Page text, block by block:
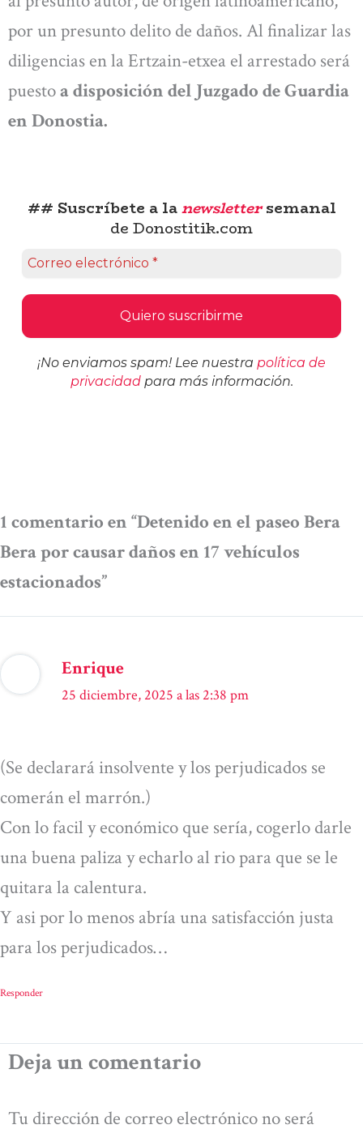
por un presunto delito de daños. Al finalizar las
diligencias en la Ertzain-etxea el arrestado será
puestoa disposición del Juzgado de Guardia
en Donostia.
## Suscríbete a lanewslettersemanal
de Donostitik.com
¡No enviamos spam! Lee nuestra política de
privacidadpara más información.
1 comentario en “Detenido en el paseo Bera
Bera por causar daños en 17 vehículos
estacionados”
Enrique
25 diciembre, 2025 a las 2:38 pm
(Se declarará insolvente y los perjudicados se
comerán el marrón.)
Con lo facil y económico que sería, cogerlo darle
una buena paliza y echarlo al rio para que se le
quitara la calentura.
Y asi por lo menos abría una satisfacción justa
para los perjudicados…
Responder
Deja un comentario
Tu dirección de correo electrónico no será